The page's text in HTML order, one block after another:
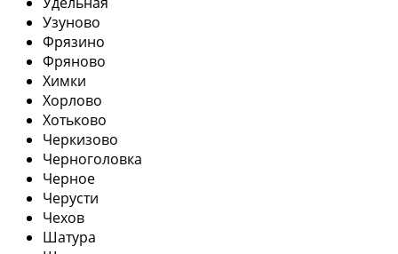
Узуново
Фрязино
Фряново
Химки
Хорлово
Хотьково
Черкизово
Черноголовка
Черное
Черусти
Чехов
Шатура